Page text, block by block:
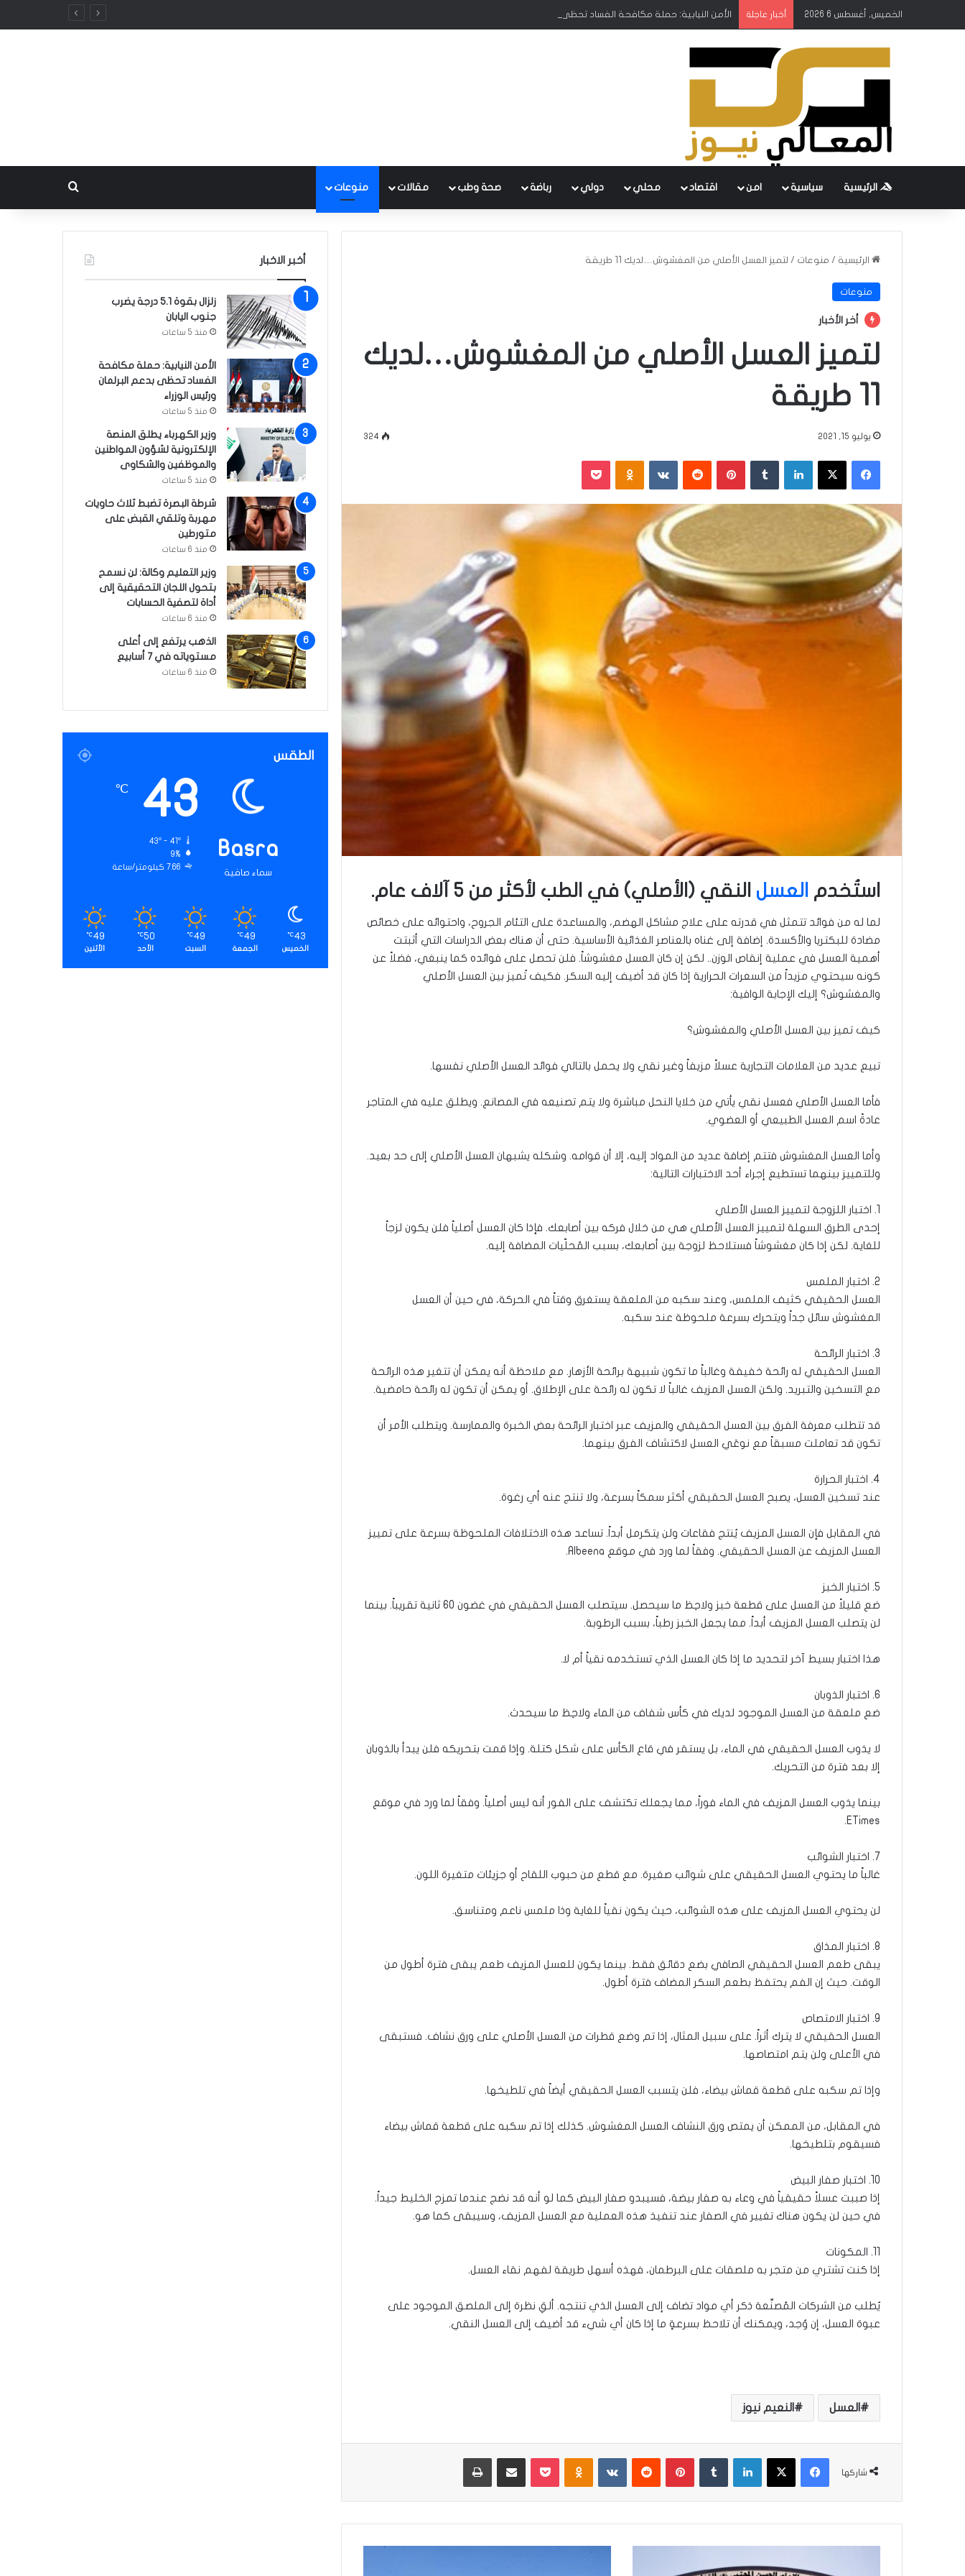
الخميس, أغسطس 6 2026 أخبار عاجلة الأمن النيابية: حملة مكافحة الفساد تحظى بدعم البرلمان ورئيس الوزراء
الرئيسية سياسية امن اقتصاد محلي دولي رباضة صحة وطب مقالات منوعات
الرئيسية / منوعات / لتميز العسل الأصلي من المغشوش…لديك 11 طريقة
منوعات
أخر الأخبار
لتميز العسل الأصلي من المغشوش…لديك
يوليو 15, 2021 324
فيسبوك ‫X لينكدإن بينتيريست ‏VKontakte
استُخدم العسل النقي (الأصلي) في الطب لأكثر من 5 آلاف عام.
لما له من فوائد تتمثل في قدرته على علاج مشاكل الهضم، والمساعدة على التئام الجروح، واحتوائه على خصائص
مضادة للبكتريا والأكسدة. إضافة إلى غناه بالعناصر الغذائية الأساسية. حتى أن هناك بعض الدراسات التي أثبتت
أهمية العسل في عملية إنقاص الوزن.. لكن إن كان العسل مغشوشاً. فلن تحصل على فوائده كما ينبغي، فضلاً عن
كونه سيحتوي مزيداً من السعرات الحرارية إذا كان قد أضيف إليه السكر. فكيف تُميز بين العسل الأصلي
والمغشوش؟ إليك الإجابة الوافية:
كيف تميز بين العسل الأصلي والمغشوش؟
تبيع عديد من العلامات التجارية عسلاً مزيفاً وغير نقي ولا يحمل بالتالي فوائد العسل الأصلي نفسها.
فأما العسل الأصلي فعسل نقي يأتي من خلايا النحل مباشرة ولا يتم تصنيعه في المصانع. ويطلق عليه في المتاجر
عادةً اسم العسل الطبيعي أو العضوي.
وأما العسل المغشوش فتتم إضافة عديد من المواد إليه، إلا أن قوامه. وشكله يشبهان العسل الأصلي إلى حد بعيد.
وللتمييز بينهما تستطيع إجراء أحد الاختبارات التالية:
1. اختبار اللزوجة لتمييز العسل الأصلي
إحدى الطرق السهلة لتمييز العسل الأصلي هي من خلال فركه بين أصابعك. فإذا كان العسل أصلياً فلن يكون لزجاً
للغاية. لكن إذا كان مغشوشاً فستلاحظ لزوجة بين أصابعك، بسبب المُحلّيات المضافة إليه.
2. اختبار الملمس
العسل الحقيقي كثيف الملمس، وعند سكبه من الملعقة يستغرق وقتاً في الحركة، في حين أن العسل
المغشوش سائل جداً ويتحرك بسرعة ملحوظة عند سكبه.
3. اختبار الرائحة
العسل الحقيقي له رائحة خفيفة وغالباً ما تكون شبيهة برائحة الأزهار. مع ملاحظة أنه يمكن أن تتغير هذه الرائحة
مع التسخين والتبريد. ولكن العسل المزيف غالباً لا تكون له رائحة على الإطلاق. أو يمكن أن تكون له رائحة حامضية.
قد تتطلب معرفة الفرق بين العسل الحقيقي والمزيف عبر اختبار الرائحة بعض الخبرة والممارسة. ويتطلب الأمر أن
تكون قد تعاملت مسبقاً مع نوعَي العسل لاكتشاف الفرق بينهما.
4. اختبار الحرارة
عند تسخين العسل، يصبح العسل الحقيقي أكثر سمكاً بسرعة، ولا تنتج عنه أي رغوة.
في المقابل فإن العسل المزيف يُنتج فقاعات ولن يتكرمل أبداً. تساعد هذه الاختلافات الملحوظة بسرعة على تمييز
العسل المزيف عن العسل الحقيقي. وفقاً لما ورد في موقع Albeena.
5. اختبار الخبز
ضع قليلاً من العسل على قطعة خبز ولاحِظ ما سيحصل. سيتصلب العسل الحقيقي في غضون 60 ثانية تقريباً. بينما
لن يتصلب العسل المزيف أبداً. مما يجعل الخبز رطباً، بسبب الرطوبة.
هذا اختبار بسيط آخر لتحديد ما إذا كان العسل الذي تستخدمه نقياً أم لا.
6. اختبار الذوبان
ضع ملعقة من العسل الموجود لديك في كأس شفاف من الماء ولاحِظ ما سيحدث.
لا يذوب العسل الحقيقي في الماء، بل يستقر في قاع الكأس على شكل كتلة. وإذا قمت بتحريكه فلن يبدأ بالذوبان
إلا بعد فترة من التحريك.
بينما يذوب العسل المزيف في الماء فوراً، مما يجعلك تكتشف على الفور أنه ليس أصلياً. وفقاً لما ورد في موقع
ETimes.
7. اختبار الشوائب
غالباً ما يحتوي العسل الحقيقي على شوائب صغيرة. مع قطع من حبوب اللقاح أو جزيئات متغيرة اللون.
لن يحتوي العسل المزيف على هذه الشوائب، حيث يكون نقياً للغاية وذا ملمس ناعم ومتناسق.
8. اختبار المذاق
يبقى طعم العسل الحقيقي الصافي بضع دقائق فقط. بينما يكون للعسل المزيف طعم يبقى فترة أطول من
الوقت. حيث إن الفم يحتفظ بطعم السكر المضاف فترة أطول.
9. اختبار الامتصاص
العسل الحقيقي لا يترك أثراً. على سبيل المثال، إذا تم وضع قطرات من العسل الأصلي على ورق نشاف. فستبقى
في الأعلى ولن يتم امتصاصها.
وإذا تم سكبه على قطعة قماش بيضاء، فلن يتسبب العسل الحقيقي أيضاً في تلطيخها.
في المقابل، من الممكن أن يمتص ورق النشاف العسل المغشوش. كذلك إذا تم سكبه على قطعة قماش بيضاء
فسيقوم بتلطيخها.
10. اختبار صفار البيض
إذا صببت عسلاً حقيقياً في وعاء به صفار بيضة، فسيبدو صفار البيض كما لو أنه قد نضج عندما تمزج الخليط جيداً.
في حين لن يكون هناك تغيير في الصفار عند تنفيذ هذه العملية مع العسل المزيف، وسيبقى كما هو.
11. المكونات
إذا كنت تشتري من متجر به ملصقات على البرطمان، فهذه أسهل طريقة لفهم نقاء العسل.
يُطلب من الشركات المُصنِّعة ذكر أي مواد تضاف إلى العسل الذي تنتجه. ألقِ نظرة إلى الملصق الموجود على
عبوة العسل، إن وُجد، ويمكنك أن تلاحظ بسرعةٍ ما إذا كان أي شيء قد أضيف إلى العسل النقي.
العسل النعيم نيوز
شاركها
فيسبوك ‫X لينكدإن بينتيريست ‏VKontakte
أخبر الاخبار
زلزال بقوة 5.1 درجة يضرب
جنوب اليابان
منذ 5 ساعات
الأمن النيابية: حملة مكافحة
الفساد تحظى بدعم البرلمان
ورئيس الوزراء
منذ 5 ساعات
وزير الكهرباء يطلق المنصة
الإلكترونية لشؤون المواطنين
والموظفين والشكاوى
منذ 5 ساعات
شرطة البصرة تضبط ثلاث حاويات
مهربة وتلقي القبض على
متورطين
منذ 6 ساعات
وزير التعليم وكالة: لن نسمح
بتحول اللجان التحقيقية إلى
أداة لتصفية الحسابات
منذ 6 ساعات
الذهب يرتفع إلى أعلى
مستوياته في 7 أسابيع
منذ 6 ساعات
الطقس
Basra
سماء صافية
43
℃
43º - 41º
9%
7.66 كيلومتر/ساعة
43
℃
الخميس
49
℃
الجمعة
49
℃
السبت
50
℃
الأحد
49
℃
الأثنين